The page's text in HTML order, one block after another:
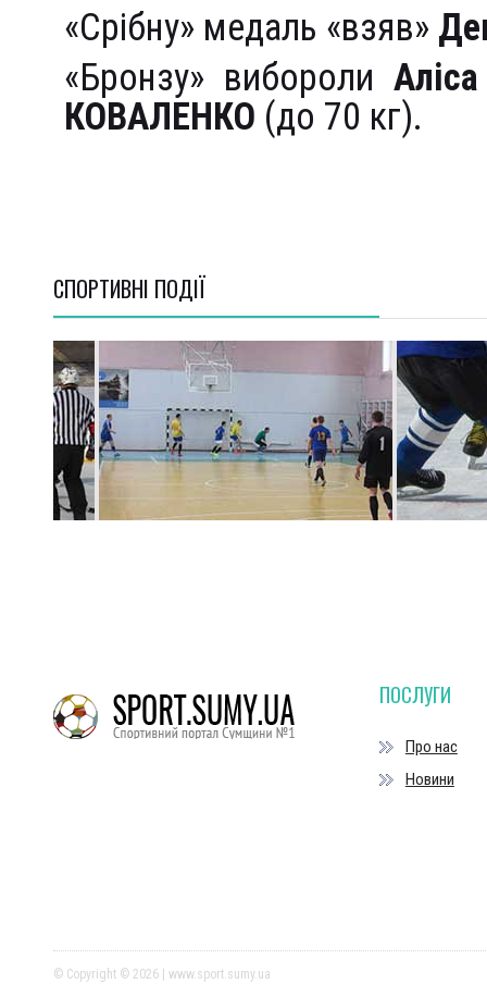
«Срібну» медаль «взяв»
«Бронзу» вибороли
КОВАЛЕНКО (до 70 кг).
СПОРТИВНI ПОДІЇ
ПОСЛУГИ
Про нас
Новини
© Copyright © 2026 | www.sport.sumy.ua